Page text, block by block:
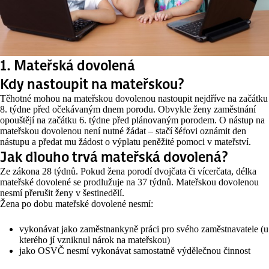
1. Mateřská dovolená
Kdy nastoupit na mateřskou?
Těhotné mohou na mateřskou dovolenou nastoupit nejdříve na začátku
8. týdne před očekávaným dnem porodu. Obvykle ženy zaměstnání
opouštějí na začátku 6. týdne před plánovaným porodem. O nástup na
mateřskou dovolenou není nutné žádat – stačí šéfovi oznámit den
nástupu a předat mu žádost o výplatu peněžité pomoci v mateřství.
Jak dlouho trvá mateřská dovolená?
Ze zákona 28 týdnů. Pokud žena porodí dvojčata či vícerčata, délka
mateřské dovolené se prodlužuje na 37 týdnů. Mateřskou dovolenou
nesmí přerušit ženy v šestinedělí.
Žena po dobu mateřské dovolené nesmí:
vykonávat jako zaměstnankyně práci pro svého zaměstnavatele (u
kterého jí vzniknul nárok na mateřskou)
jako OSVČ nesmí vykonávat samostatně výdělečnou činnost